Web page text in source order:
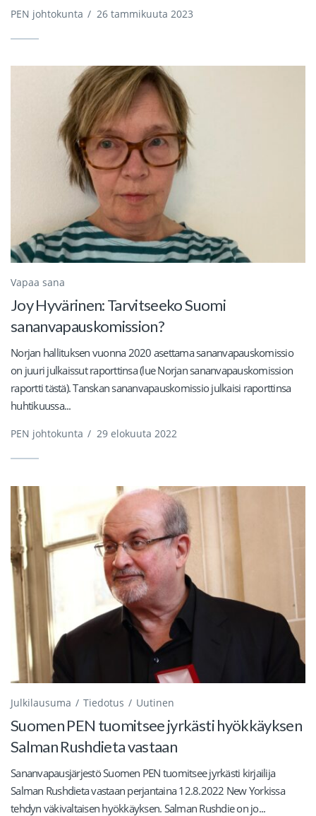
PEN johtokunta / 26 tammikuuta 2023
Vapaa sana
Joy Hyvärinen: Tarvitseeko Suomi
sananvapauskomission?
Norjan hallituksen vuonna 2020 asettama sananvapauskomissio
on juuri julkaissut raporttinsa (lue Norjan sananvapauskomission
raportti tästä). Tanskan sananvapauskomissio julkaisi raporttinsa
huhtikuussa...
PEN johtokunta / 29 elokuuta 2022
Julkilausuma Tiedotus Uutinen
Suomen PEN tuomitsee jyrkästi hyökkäyksen
Salman Rushdieta vastaan
Sananvapausjärjestö Suomen PEN tuomitsee jyrkästi kirjailija
Salman Rushdieta vastaan perjantaina 12.8.2022 New Yorkissa
tehdyn väkivaltaisen hyökkäyksen. Salman Rushdie on jo...